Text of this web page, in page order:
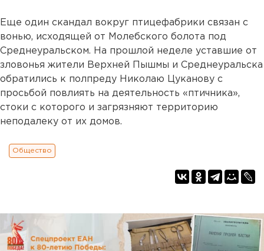
Еще один скандал вокруг птицефабрики связан с
вонью, исходящей от Молебского болота под
Среднеуральском. На прошлой неделе уставшие от
зловонья жители Верхней Пышмы и Среднеуральска
обратились к полпреду Николаю Цуканову с
просьбой повлиять на деятельность «птичника»,
стоки с которого и загрязняют территорию
неподалеку от их домов.
Общество